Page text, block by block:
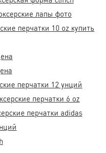
лапы фото
перчатки 10 oz купить
перчатки 12 унций
перчатки 6 oz
перчатки adidas